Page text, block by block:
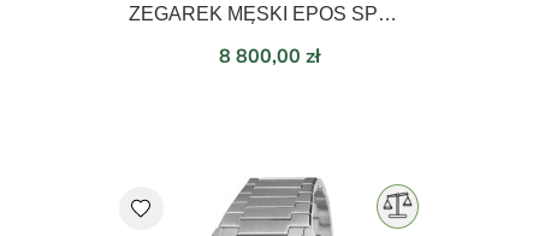
ZEGAREK MĘSKI EPOS SPORT OPEN HEART AUTOMATIC 41mm 3506.133.25.15.35
Cena
8 800,00 zł
favorite